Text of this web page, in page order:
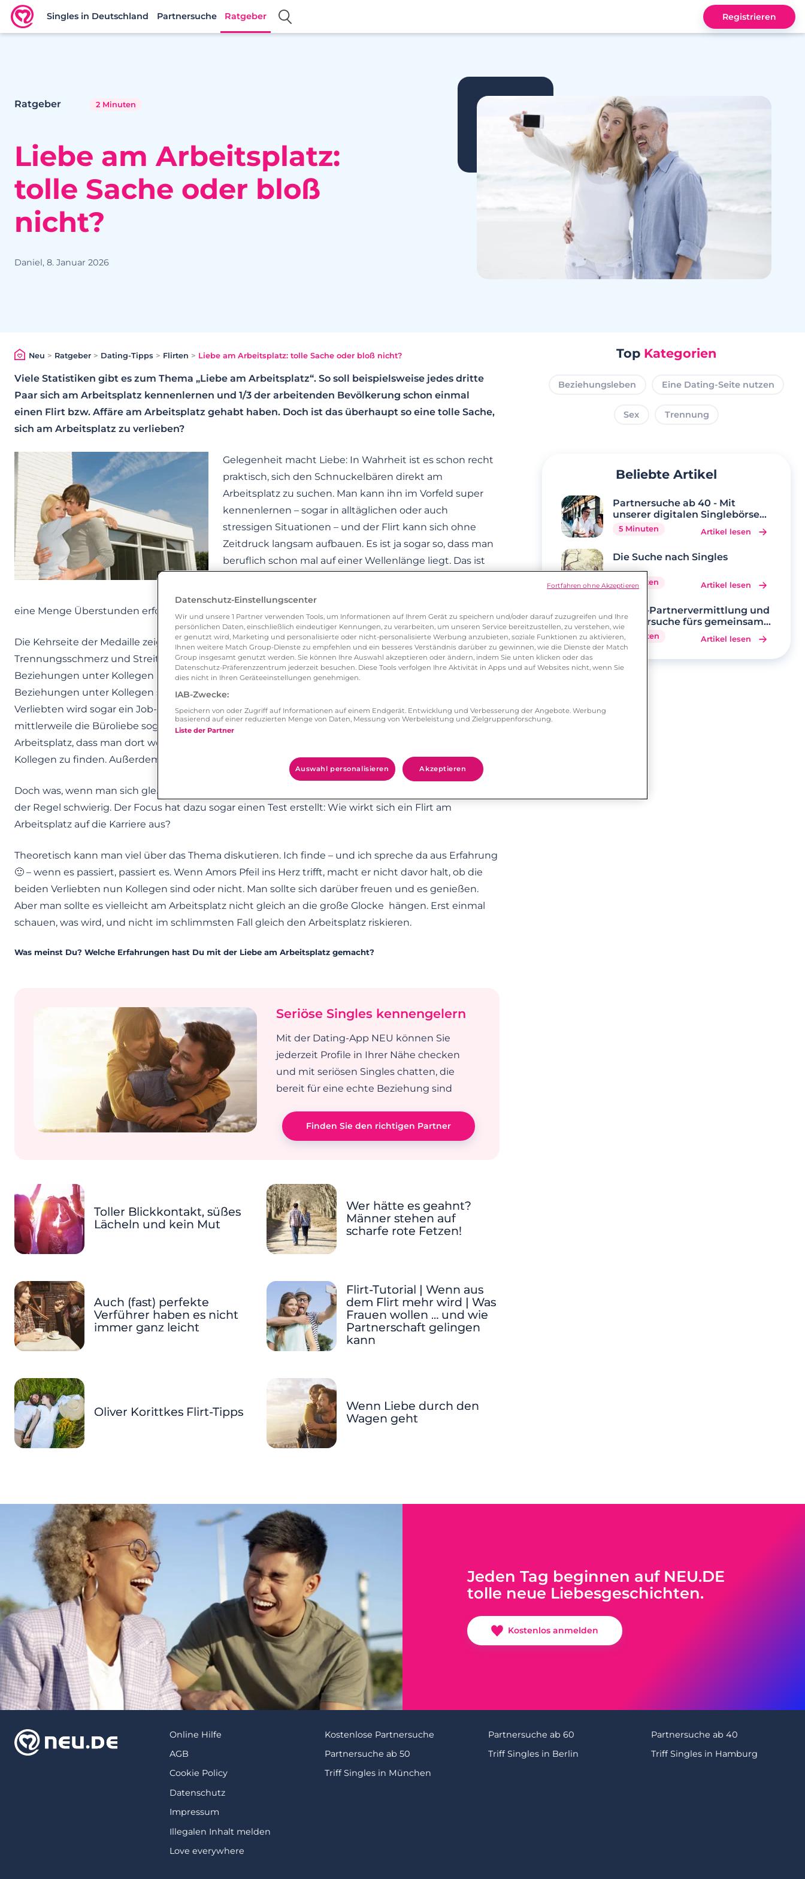
Neu.de
Singles in Deutschland Partnersuche Ratgeber Registrieren
Ratgeber 2 Minuten
Liebe am Arbeitsplatz:
tolle Sache oder bloß
nicht?
Daniel, 8. Januar 2026
Neu > Ratgeber > Dating-Tipps > Flirten > Liebe am Arbeitsplatz: tolle Sache oder bloß nicht?
Viele Statistiken gibt es zum Thema „Liebe am Arbeitsplatz“. So soll beispielsweise jedes dritte
Paar sich am Arbeitsplatz kennenlernen und 1/3 der arbeitenden Bevölkerung schon einmal
einen Flirt bzw. Affäre am Arbeitsplatz gehabt haben. Doch ist das überhaupt so eine tolle Sache,
sich am Arbeitsplatz zu verlieben?
Gelegenheit macht Liebe: In Wahrheit ist es schon recht
praktisch, sich den Schnuckelbären direkt am
Arbeitsplatz zu suchen. Man kann ihn im Vorfeld super
kennenlernen – sogar in alltäglichen oder auch
stressigen Situationen – und der Flirt kann sich ohne
Zeitdruck langsam aufbauen. Es ist ja sogar so, dass man
beruflich schon mal auf einer Wellenlänge liegt. Das ist
laufen, mit Wochenendarbeit verbunden sind oder gar
eine Menge Überstunden erfordern, keine schlechte Sache.
Die Kehrseite der Medaille zeigt sich, wenn die Beziehung dann nicht (mehr) funktioniert, gar
Trennungsschmerz und Streitereien auch mit in den Job genommen werden. Das macht
Beziehungen unter Kollegen auch bei Chefs nicht gerade zum Lieblingsthema. Ganz häufig sind
Beziehungen unter Kollegen sogar in einigen Unternehmen untersagt bzw. einem der beiden
Verliebten wird sogar ein Job-/Abteilungswechsel nahe gelegt. DerSternweiß dazu aber, dass
mittlerweile die Büroliebe sogar die Zukunft ist. Man verbringt heutzutage so viel Zeit am
Arbeitsplatz, dass man dort wenigstens eine gute Chance hat, den Partner fürs Leben unter den
Kollegen zu finden. Außerdem sagen wieder Statistiken, dass Bürolieben länger halten sollen…
Doch was, wenn man sich gleich in den Vorgesetzten oder obersten Chef verliebt? Dann wird es in
der Regel schwierig. Der Focus hat dazu sogar einen Test erstellt: Wie wirkt sich ein Flirt am
Arbeitsplatz auf die Karriere aus?
Theoretisch kann man viel über das Thema diskutieren. Ich finde – und ich spreche da aus Erfahrung
🙂 – wenn es passiert, passiert es. Wenn Amors Pfeil ins Herz trifft, macht er nicht davor halt, ob die
beiden Verliebten nun Kollegen sind oder nicht. Man sollte sich darüber freuen und es genießen.
Aber man sollte es vielleicht am Arbeitsplatz nicht gleich an die große Glocke hängen. Erst einmal
schauen, was wird, und nicht im schlimmsten Fall gleich den Arbeitsplatz riskieren.
Was meinst Du? Welche Erfahrungen hast Du mit der Liebe am Arbeitsplatz gemacht?
Seriöse Singles kennengelern
Mit der Dating-App NEU können Sie
jederzeit Profile in Ihrer Nähe checken
und mit seriösen Singles chatten, die
bereit für eine echte Beziehung sind
Finden Sie den richtigen Partner
Toller Blickkontakt, süßes
Lächeln und kein Mut
Wer hätte es geahnt?
Männer stehen auf
scharfe rote Fetzen!
Auch (fast) perfekte
Verführer haben es nicht
immer ganz leicht
Flirt-Tutorial | Wenn aus
dem Flirt mehr wird | Was
Frauen wollen … und wie
Partnerschaft gelingen
kann
Oliver Korittkes Flirt-Tipps
Wenn Liebe durch den
Wagen geht
Top Kategorien
Beziehungsleben Eine Dating-Seite nutzen
Sex Trennung
Beliebte Artikel
Partnersuche ab 40 - Mit
unserer digitalen Singlebörse
wird Ihr Traum wahr
5 Minuten Artikel lesen
Die Suche nach Singles
5 Minuten Artikel lesen
Online-Partnervermittlung und
Partnersuche fürs gemeinsame
Glück
6 Minuten Artikel lesen
Jeden Tag beginnen auf NEU.DE
tolle neue Liebesgeschichten.
Kostenlos anmelden
Online Hilfe
AGB
Cookie Policy
Datenschutz
Impressum
Illegalen Inhalt melden
Love everywhere
Kostenlose Partnersuche Partnersuche ab 60
Partnersuche ab 40
Partnersuche ab 50
Triff Singles in Berlin
Triff Singles in Hamburg
Triff Singles in München
Datenschutz-Einstellungscenter
Wir und unsere 1 Partner verwenden Tools, um Informationen auf Ihrem Gerät zu speichern und/oder darauf zuzugreifen und Ihre
persönlichen Daten, einschließlich eindeutiger Kennungen, zu verarbeiten, um unseren Service bereitzustellen, zu verstehen, wie
er genutzt wird, Marketing und personalisierte oder nicht-personalisierte Werbung anzubieten, soziale Funktionen zu aktivieren,
Ihnen weitere Match Group-Dienste zu empfehlen und ein besseres Verständnis darüber zu gewinnen, wie die Dienste der Match
Group insgesamt genutzt werden. Sie können Ihre Auswahl akzeptieren oder ändern, indem Sie unten klicken oder das
Datenschutz-Präferenzzentrum jederzeit besuchen. Diese Tools verfolgen Ihre Aktivität in Apps und auf Websites nicht, wenn Sie
dies nicht in Ihren Geräteeinstellungen genehmigen.
IAB-Zwecke:
Speichern von oder Zugriff auf Informationen auf einem Endgerät. Entwicklung und Verbesserung der Angebote. Werbung
basierend auf einer reduzierten Menge von Daten, Messung von Werbeleistung und Zielgruppenforschung.
Liste der Partner
Auswahl personalisieren Akzeptieren
Fortfahren ohne Akzeptieren